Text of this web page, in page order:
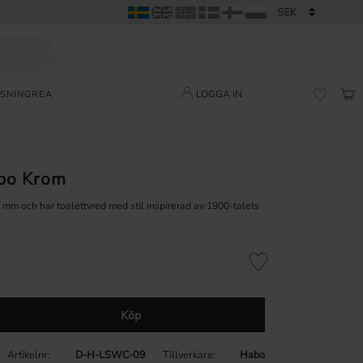
REA LOGGA IN
Krom
och har toalettvred med stil inspirerad av 1900-talets
Köp
Lägg till i favoriter
Artikelnr D-H-LSWC-09 Tillverkare Habo